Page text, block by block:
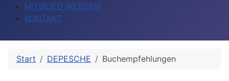
MITGLIED WERDEN
KONTAKT
Start DEPESCHE Buchempfehlungen